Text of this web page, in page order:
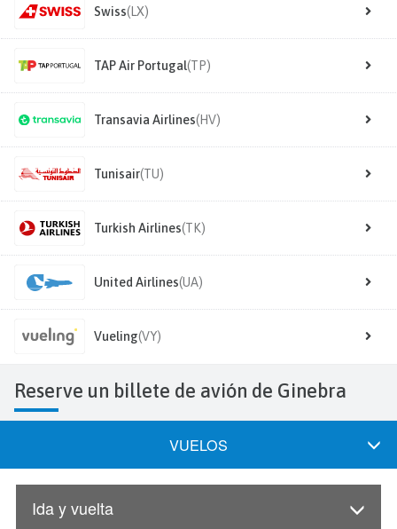
Swiss(LX)
TAP Air Portugal(TP)
Transavia Airlines(HV)
Tunisair(TU)
Turkish Airlines(TK)
United Airlines(UA)
Vueling(VY)
Reserve un billete de avión de Ginebra